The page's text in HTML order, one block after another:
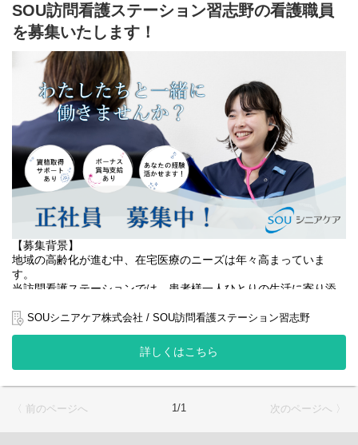
【役割】
地域に根差した訪問看護ステーションにおいて、理学療法士・作
ビリ業務を担当していただきます。
高齢化が進む中、在宅でのリハビリ需要は増加しており、当ステ
ーションもそのニーズに応えるべく事業拡大を進めています。
主な業務内容
・身体機能・生活動作の評価
・個別リハビリプログラムの立案・実施
・日常生活動作（ADL）・生活関連動作（IADL）の訓練
・福祉用具の選定・環境調整の助言
・嚥下訓練・言語訓練（STの場合）
・訪問記録の作成
・医師、看護師、ケアマネジャーなど関係機関との連携
利用者様一人ひとりの生活背景に合わせたリハビリを行い、在宅
での生活が継続できるよう支援します。
将来的には、チームの中核として管理職や専門職へのキャリアア
ップも可能です。
【仕事内容（訪問リハビリ職）】
■ 身体機能・生活動作の評価
筋力、可動域、バランス、歩行、嚥下機能などを評価し、課題を
■ 個別リハビリの実施
などを行います。
SOU訪問看護ステーション習志野の看護職員
を募集いたします！
【募集背景】
地域の高齢化が進む中、在宅医療のニーズは年々高まっていま
す。
当訪問看護ステーションでは、患者様一人ひとりの生活に寄り添
の高い看護サービスの提供に努めています。
おかげさまでご依頼も増加しており、事業拡大に伴い、より手厚
いケアを実現するために正社員の看護師を増員することになりま
した。
患者様の増加に対応し、一人ひとりに寄り添ったきめ細やかなケ
アを届けるため、看護師チームの強化が急務となっています。
SOUシニアケア株式会社 / SOU訪問看護ステーション習志野
詳しくはこちら
〈 前のページへ 1/1 次のページへ 〉